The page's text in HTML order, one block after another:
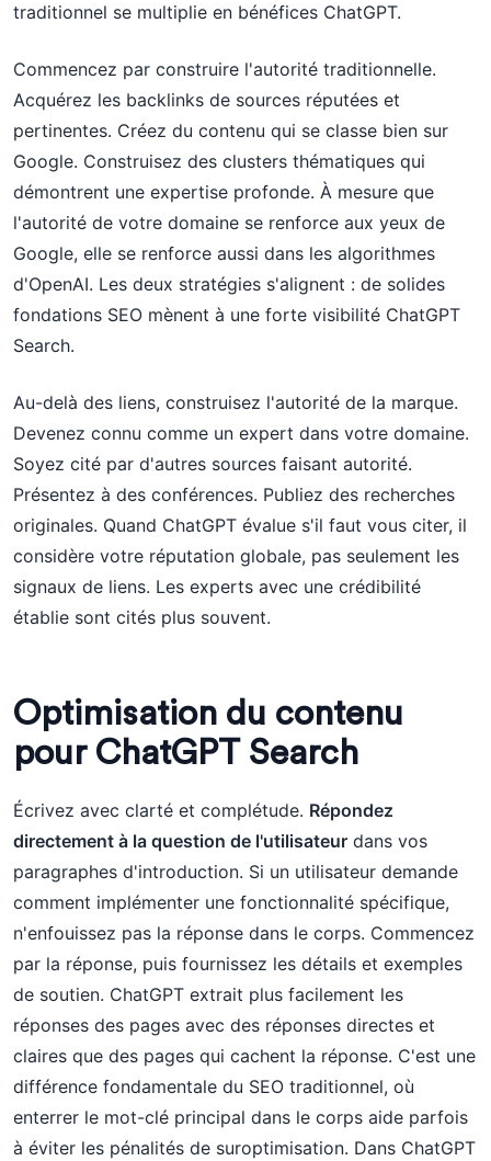
traditionnel se multiplie en bénéfices ChatGPT.
Commencez par construire l'autorité traditionnelle.
Acquérez les backlinks de sources réputées et
pertinentes. Créez du contenu qui se classe bien sur
Google. Construisez des clusters thématiques qui
démontrent une expertise profonde. À mesure que
l'autorité de votre domaine se renforce aux yeux de
Google, elle se renforce aussi dans les algorithmes
d'OpenAI. Les deux stratégies s'alignent : de solides
fondations SEO mènent à une forte visibilité ChatGPT
Search.
Au-delà des liens, construisez l'autorité de la marque.
Devenez connu comme un expert dans votre domaine.
Soyez cité par d'autres sources faisant autorité.
Présentez à des conférences. Publiez des recherches
originales. Quand ChatGPT évalue s'il faut vous citer, il
considère votre réputation globale, pas seulement les
signaux de liens. Les experts avec une crédibilité
établie sont cités plus souvent.
Optimisation du contenu
pour ChatGPT Search
Écrivez avec clarté et complétude. Répondez
directement à la question de l'utilisateur dans vos
paragraphes d'introduction. Si un utilisateur demande
comment implémenter une fonctionnalité spécifique,
n'enfouissez pas la réponse dans le corps. Commencez
par la réponse, puis fournissez les détails et exemples
de soutien. ChatGPT extrait plus facilement les
réponses des pages avec des réponses directes et
claires que des pages qui cachent la réponse. C'est une
différence fondamentale du SEO traditionnel, où
enterrer le mot-clé principal dans le corps aide parfois
à éviter les pénalités de suroptimisation. Dans ChatGPT